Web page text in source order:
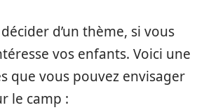
d’un thème, si vous
vos enfants. Voici une
que vous pouvez envisager
le camp :